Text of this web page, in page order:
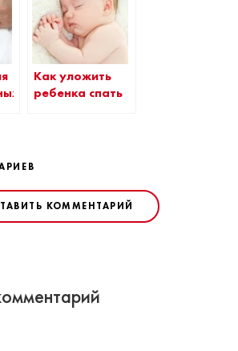
Как уложить
ребенка спать
КОММЕНТАРИЙ